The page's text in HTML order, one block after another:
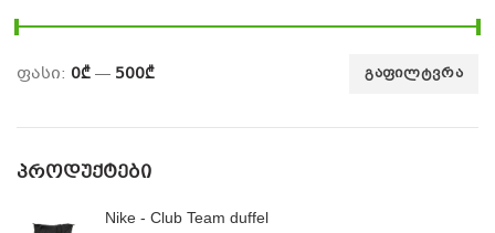
ᲒᲐᲤᲘᲚᲢᲕᲠᲐ
ფასი: 0₾— 500₾
ᲞᲠᲝᲓᲣᲥᲢᲔᲑᲘ
Nike - Club Team duffel